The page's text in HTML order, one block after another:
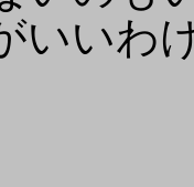
いいわ